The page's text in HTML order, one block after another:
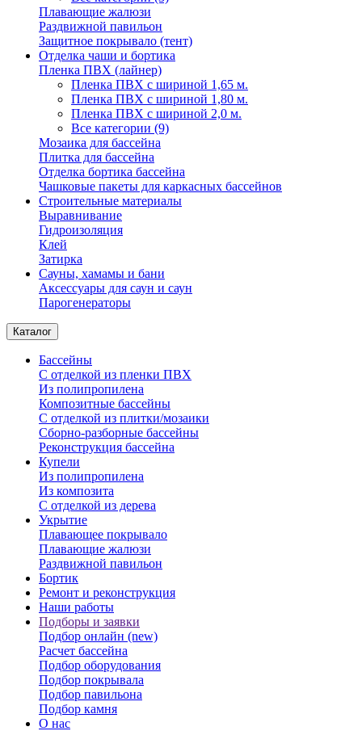
Плавающие жалюзи
Раздвижной павильон
Защитное покрывало (тент)
Отделка чаши и бортика
Пленка ПВХ (лайнер)
Пленка ПВХ с шириной 1,65 м.
Пленка ПВХ с шириной 1,80 м.
Пленка ПВХ с шириной 2,0 м.
Все категории (9)
Мозаика для бассейна
Плитка для бассейна
Отделка бортика бассейна
Чашковые пакеты для каркасных бассейнов
Строительные материалы
Выравнивание
Гидроизоляция
Клей
Затирка
Сауны, хамамы и бани
Аксессуары для саун и саун
Парогенераторы
Каталог
Бассейны
С отделкой из пленки ПВХ
Из полипропилена
Композитные бассейны
С отделкой из плитки/мозаики
Сборно-разборные бассейны
Реконструкция бассейна
Купели
Из полипропилена
Из композита
С отделкой из дерева
Укрытие
Плавающее покрывало
Плавающие жалюзи
Раздвижной павильон
Бортик
Ремонт и реконструкция
Наши работы
Подборы и заявки
Подбор онлайн (new)
Расчет бассейна
Подбор оборудования
Подбор покрывала
Подбор павильона
Подбор камня
О нас